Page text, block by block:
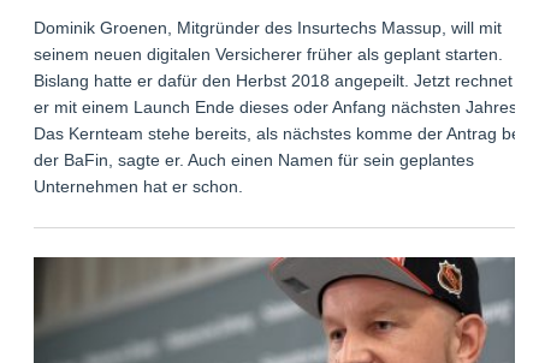
Dominik Groenen, Mitgründer des Insurtechs Massup, will mit
seinem neuen digitalen Versicherer früher als geplant starten.
Bislang hatte er dafür den Herbst 2018 angepeilt. Jetzt rechnet
er mit einem Launch Ende dieses oder Anfang nächsten Jahres.
Das Kernteam stehe bereits, als nächstes komme der Antrag bei
der BaFin, sagte er. Auch einen Namen für sein geplantes
Unternehmen hat er schon.